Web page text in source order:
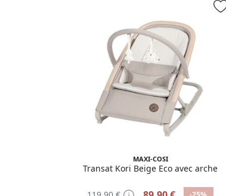
MAXI-COSI
Transat Kori Beige Eco avec arche